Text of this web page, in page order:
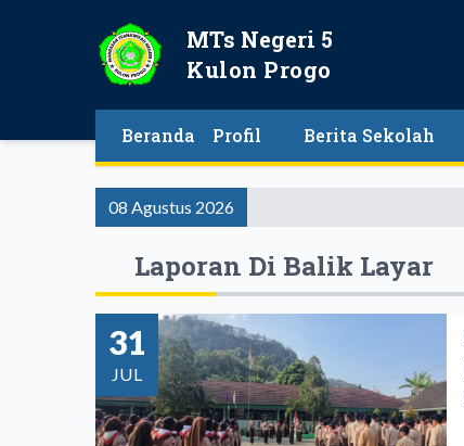
MTs Negeri 5
Kulon Progo
Beranda Profil Berita Sekolah
08 Agustus 2026
Laporan Di Balik Layar
31
JUL